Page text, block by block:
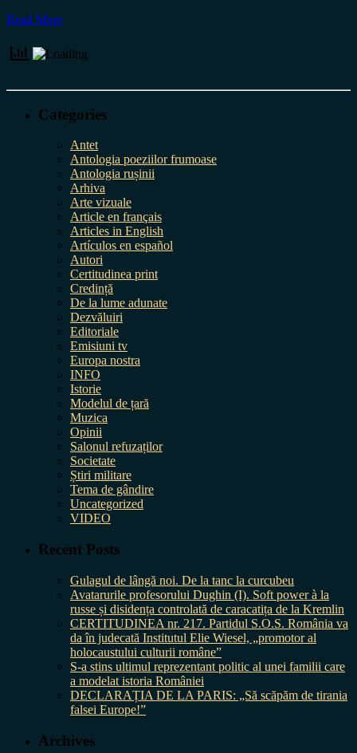
Read More
Categories
Antet
Antologia poeziilor frumoase
Antologia rușinii
Arhiva
Arte vizuale
Article en français
Articles in English
Artículos en español
Autori
Certitudinea print
Credință
De la lume adunate
Dezvăluiri
Editoriale
Emisiuni tv
Europa nostra
INFO
Istorie
Modelul de țară
Muzica
Opinii
Salonul refuzaților
Societate
Știri militare
Tema de gândire
Uncategorized
VIDEO
Recent Posts
Gulagul de lângă noi. De la tanc la curcubeu
Avatarurile profesorului Dughin (I). Soft power à la
russe și disidența controlată de caracatița de la Kremlin
CERTITUDINEA nr. 217. Partidul S.O.S. România va
da în judecată Institutul Elie Wiesel, „promotor al
holocaustului culturii române”
S-a stins ultimul reprezentant politic al unei familii care
a modelat istoria României
DECLARAȚIA DE LA PARIS: „Să scăpăm de tirania
falsei Europe!”
Archives